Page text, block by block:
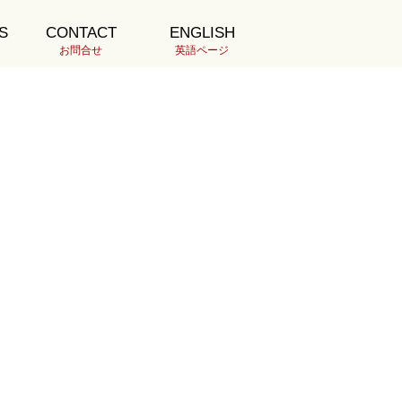
CONTACT
お問合せ
ENGLISH
英語ページ
最新の投稿